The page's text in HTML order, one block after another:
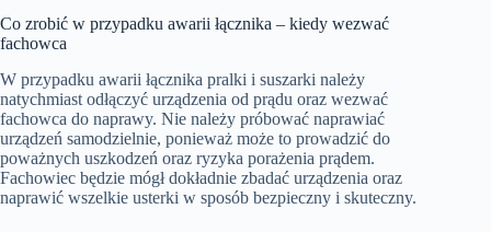
Co zrobić w przypadku awarii łącznika – kiedy wezwać
fachowca
W przypadku awarii łącznika pralki i suszarki należy
natychmiast odłączyć urządzenia od prądu oraz wezwać
fachowca do naprawy. Nie należy próbować naprawiać
urządzeń samodzielnie, ponieważ może to prowadzić do
poważnych uszkodzeń oraz ryzyka porażenia prądem.
Fachowiec będzie mógł dokładnie zbadać urządzenia oraz
naprawić wszelkie usterki w sposób bezpieczny i skuteczny.